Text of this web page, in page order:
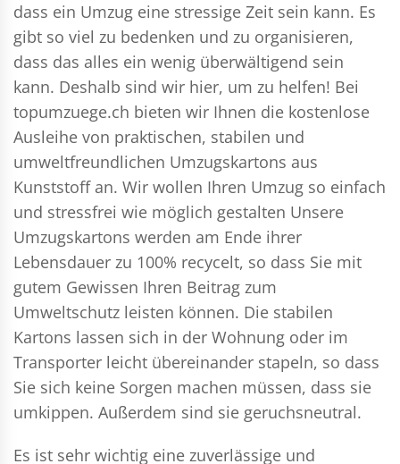
dass ein Umzug eine stressige Zeit sein kann. Es
gibt so viel zu bedenken und zu organisieren,
dass das alles ein wenig überwältigend sein
kann. Deshalb sind wir hier, um zu helfen! Bei
topumzuege.ch bieten wir Ihnen die kostenlose
Ausleihe von praktischen, stabilen und
umweltfreundlichen Umzugskartons aus
Kunststoff an. Wir wollen Ihren Umzug so einfach
und stressfrei wie möglich gestalten Unsere
Umzugskartons werden am Ende ihrer
Lebensdauer zu 100% recycelt, so dass Sie mit
gutem Gewissen Ihren Beitrag zum
Umweltschutz leisten können. Die stabilen
Kartons lassen sich in der Wohnung oder im
Transporter leicht übereinander stapeln, so dass
Sie sich keine Sorgen machen müssen, dass sie
umkippen. Außerdem sind sie geruchsneutral.
Es ist sehr wichtig eine zuverlässige und